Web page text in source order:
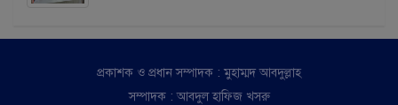
প্রকাশক ও প্রধান সম্পাদক : মুহাম্মদ আবদুল্লাহ
সম্পাদক : আবদুল হাফিজ খসরু